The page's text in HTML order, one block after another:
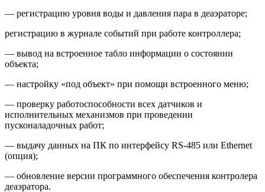
— регистрацию уровня воды и давления пара в деаэраторе;
регистрацию в журнале событий при работе контроллера;
— вывод на встроенное табло информации о состоянии
объекта;
— настройку «под объект» при помощи встроенного меню;
— проверку работоспособности всех датчиков и
исполнительных механизмов при проведении
пусконаладочных работ;
— выдачу данных на ПК по интерфейсу RS-485 или Ethernet
(опция);
— обновление версии программного обеспечения контролера
деаэратора.